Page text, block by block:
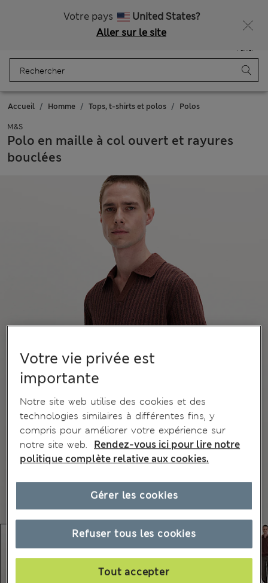
Votre pays
United States?
Aller sur le site
Panier
Accueil Homme Tops, t-shirts et polos Polos
M&S
Polo en maille à col ouvert et rayures
bouclées
Votre vie privée est
importante
Notre site web utilise des cookies et des
technologies similaires à différentes fins, y
compris pour améliorer votre expérience sur
notre site web.
Rendez-vous ici pour lire notre
politique complète relative aux cookies.
Refuser tous les cookies
Tout accepter
Gérer les cookies